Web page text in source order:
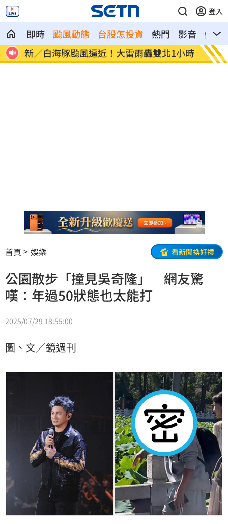
登入
即時 颱風動態 台股怎投資 熱門 影音
熱搜
大
新／白海豚颱風逼近！大雷雨轟雙北1小時 李棟
看
首頁 娛樂 看新聞換好禮
公園散步「撞見吳奇隆」 網友驚
嘆：年過50狀態也太能打
2025/07/29 18:55:00
圖、文／鏡週刊